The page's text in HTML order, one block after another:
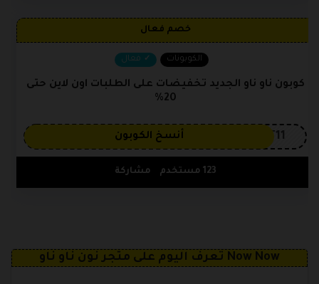
خصم فعال
الكوبونات فعال
كوبون ناو ناو الجديد تخفيضات على الطلبات اون لاين حتى
20%
AT11 أنسخ الكوبون
123 مستخدم مشاركة
تعرف اليوم على متجر نون ناو ناو Now Now